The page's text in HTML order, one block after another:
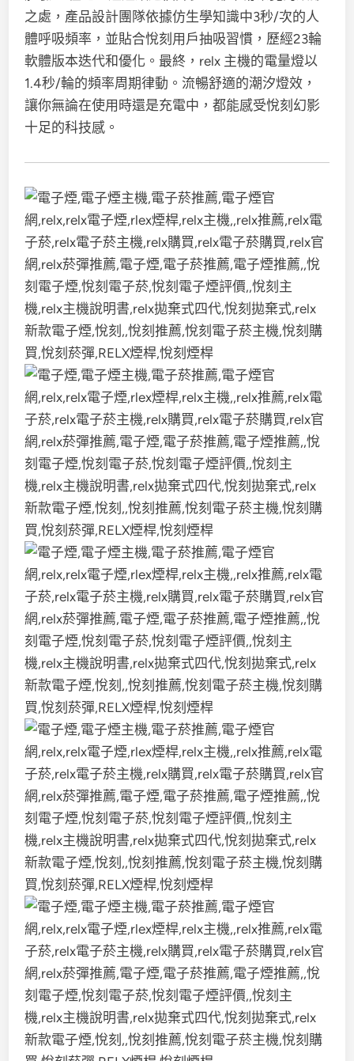
之處，產品設計團隊依據仿生學知識中3秒/次的人
體呼吸頻率，並貼合悅刻用戶抽吸習慣，歷經23輪
軟體版本迭代和優化。最終，relx 主機的電量燈以
1.4秒/輪的頻率周期律動。流暢舒適的潮汐燈效，
讓你無論在使用時還是充電中，都能感受悅刻幻影
十足的科技感。